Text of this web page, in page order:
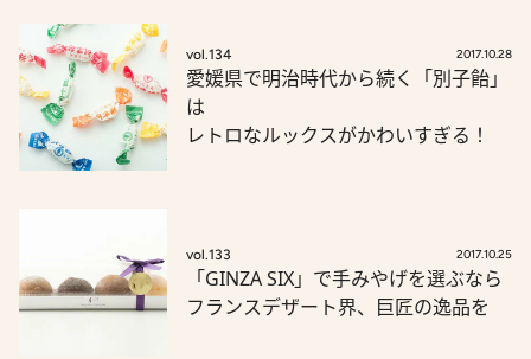
vol.134 2017.10.28
愛媛県で明治時代から続く「別子飴」
は
レトロなルックスがかわいすぎる！
vol.133 2017.10.25
「GINZA SIX」で手みやげを選ぶなら
フランスデザート界、巨匠の逸品を